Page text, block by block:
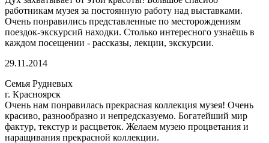
работникам музея за постоянную работу над выставками.
Очень понравились представленные по месторождениям
поездок-экскурсий находки. Столько интересного узнаёшь в
каждом посещении - рассказы, лекции, экскурсии.
29.11.2014
Семья Рудневых
г. Красноярск
Очень нам понравилась прекрасная коллекция музея! Очень
красиво, разнообразно и непредсказуемо. Богатейший мир
фактур, текстур и расцветок. Желаем музею процветания и
наращивания прекрасной коллекции.